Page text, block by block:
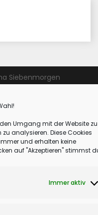
Umgang mit der Website zu
analysieren. Diese Cookies
und erhalten keine
auf "Akzeptieren" stimmst
Immer aktiv
Siebenmorgen
.